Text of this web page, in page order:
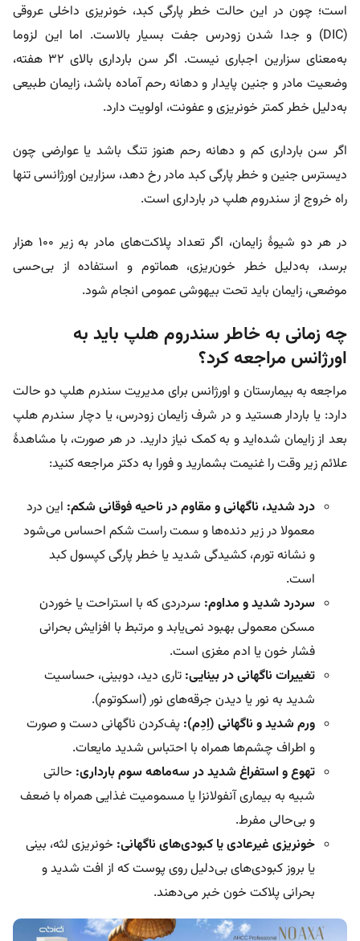
است؛ چون در این حالت خطر پارگی کبد، خونریزی داخلی عروقی
(DIC) و جدا شدن زودرس جفت بسیار بالاست. اما این لزوما
به‌معنای سزارین اجباری نیست. اگر سن بارداری بالای ۳۲ هفته،
وضعیت مادر و جنین پایدار و دهانه رحم آماده باشد، زایمان طبیعی
به‌دلیل خطر کمتر خونریزی و عفونت، اولویت دارد.
اگر سن بارداری کم و دهانه رحم هنوز تنگ باشد یا عوارضی چون
دیسترس جنین و خطر پارگی کبد مادر رخ دهد، سزارین اورژانسی تنها
راه خروج از سندروم هلپ در بارداری است.
در هر دو شیوۀ زایمان، اگر تعداد پلاکت‌های مادر به زیر ۱۰۰ هزار
برسد، به‌دلیل خطر خون‌ریزی، هماتوم و استفاده از بی‌حسی
موضعی، زایمان باید تحت بیهوشی عمومی انجام شود.
چه زمانی به خاطر سندروم هلپ باید به
اورژانس مراجعه کرد؟
مراجعه به بیمارستان و اورژانس برای مدیریت سندرم هلپ دو حالت
دارد: یا باردار هستید و در شرف زایمان زودرس، یا دچار سندرم هلپ
بعد از زایمان شده‌اید و به کمک نیاز دارید. در هر صورت، با مشاهدۀ
علائم زیر وقت را غنیمت بشمارید و فورا به دکتر مراجعه کنید:
درد شدید، ناگهانی و مقاوم در ناحیه فوقانی شکم: این درد
معمولا در زیر دنده‌ها و سمت راست شکم احساس می‌شود
و نشانه تورم، کشیدگی شدید یا خطر پارگی کپسول کبد
است.
سردرد شدید و مداوم: سردردی که با استراحت یا خوردن
مسکن‌ معمولی بهبود نمی‌یابد و مرتبط با افزایش بحرانی
فشار خون یا ادم مغزی است.
تغییرات ناگهانی در بینایی: تاری دید، دوبینی، حساسیت
شدید به نور یا دیدن جرقه‌های نور (اسکوتوم).
ورم شدید و ناگهانی (اِدِم): پف‌کردن ناگهانی دست و صورت
و اطراف چشم‌ها همراه با احتباس شدید مایعات.
تهوع و استفراغ شدید در سه‌ماهه سوم بارداری: حالتی
شبیه به بیماری آنفولانزا یا مسمومیت غذایی همراه با ضعف
و بی‌حالی مفرط.
خونریزی غیرعادی یا کبودی‌های ناگهانی: خونریزی لثه‌، بینی
یا بروز کبودی‌های بی‌دلیل روی پوست که از افت شدید و
بحرانی پلاکت‌ خون خبر می‌دهند.